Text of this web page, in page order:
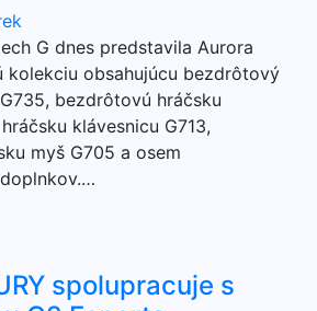
G dnes predstavila Aurora
kolekciu obsahujúcu bezdrôtový
bezdrôtovú hráčsku
klávesnicu G713,
myš G705 a osem
spolupracuje s